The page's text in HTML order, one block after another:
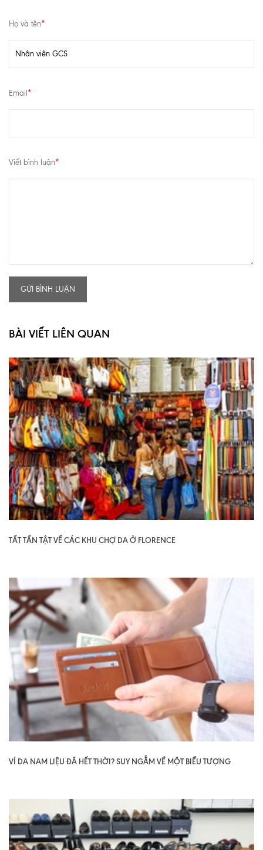
Họ và tên*
Email *
Viết bình luận*
GỬI BÌNH LUẬN
BÀI VIẾT LIÊN QUAN
TẤT TẦN TẬT VỀ CÁC KHU CHỢ DA Ở FLORENCE
VÍ DA NAM LIỆU ĐÃ HẾT THỜI? SUY NGẪM VỀ MỘT BIỂU TƯỢNG